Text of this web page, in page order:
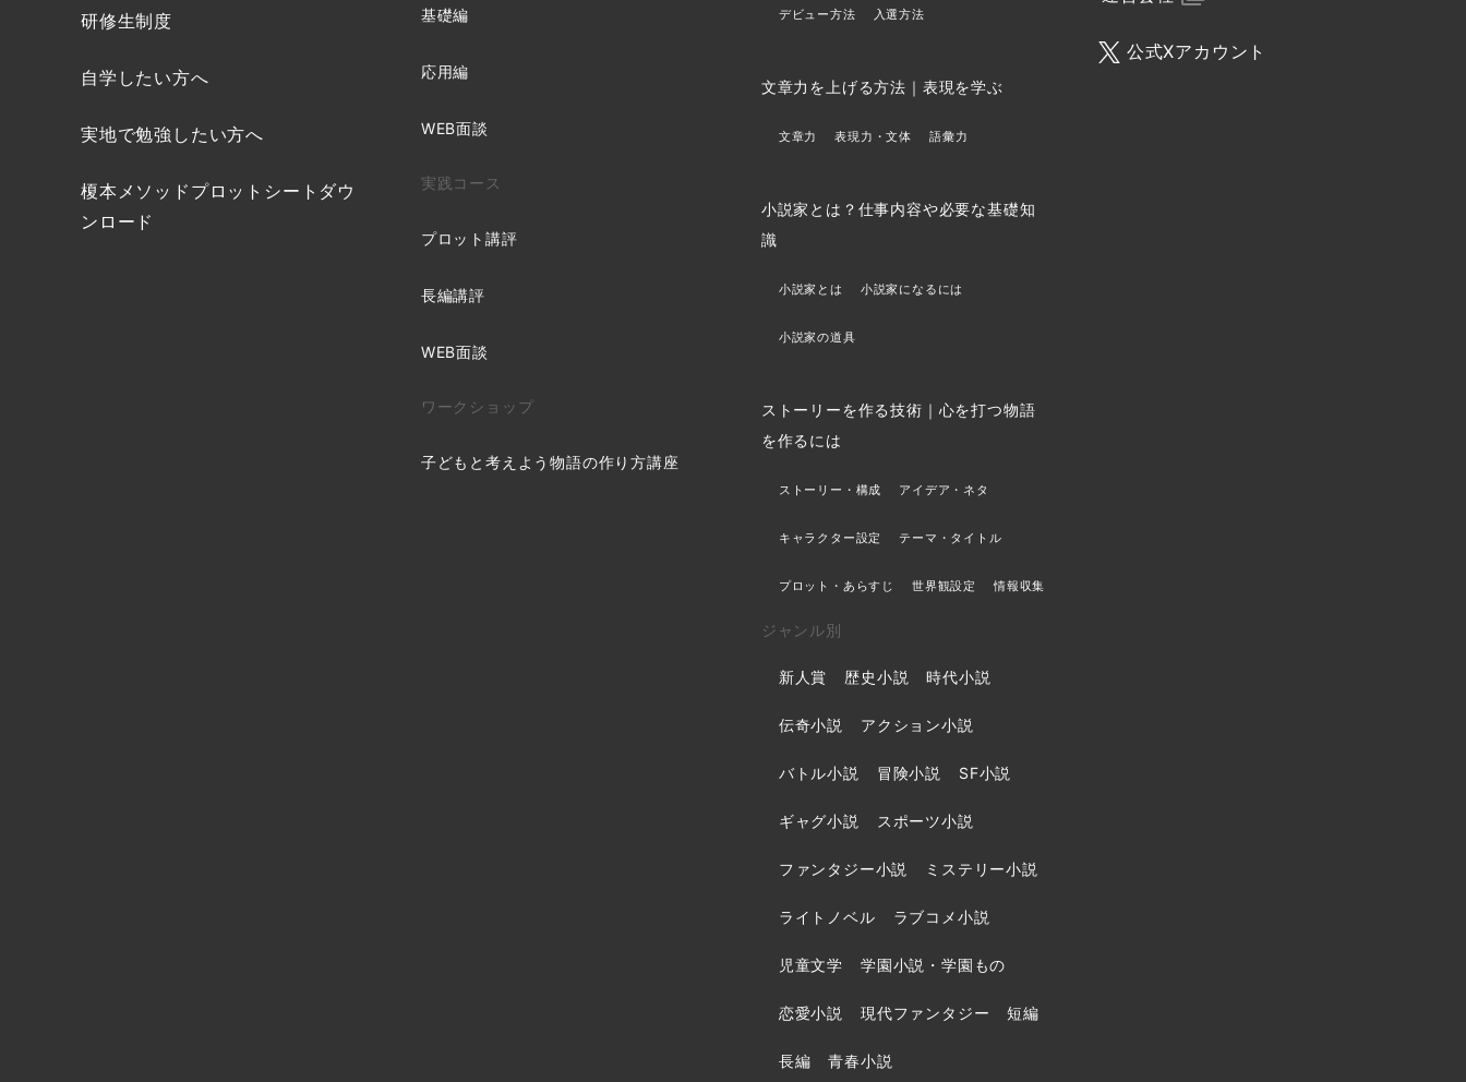
研修生制度
自学したい方へ
実地で勉強したい方へ
榎本メソッドプロットシートダウ
ンロード
基礎編
応用編
WEB面談
実践コース
プロット講評
長編講評
WEB面談
ワークショップ
子どもと考えよう物語の作り方講座
デビュー方法 入選方法
文章力を上げる方法｜表現を学ぶ
文章力 表現力・文体 語彙力
小説家とは？仕事内容や必要な基礎知
識
小説家とは 小説家になるには
小説家の道具
ストーリーを作る技術｜心を打つ物語
を作るには
ストーリー・構成 アイデア・ネタ
キャラクター設定 テーマ・タイトル
プロット・あらすじ 世界観設定 情報収集
ジャンル別
新人賞 歴史小説 時代小説
伝奇小説 アクション小説
バトル小説 冒険小説 SF小説
ギャグ小説 スポーツ小説
ファンタジー小説 ミステリー小説
ライトノベル ラブコメ小説
児童文学 学園小説・学園もの
恋愛小説 現代ファンタジー 短編
長編 青春小説
公式Xアカウント